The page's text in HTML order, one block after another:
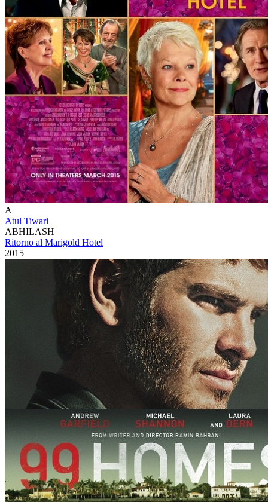
A
Atul Tiwari
ABHILASH
Ritorno al Marigold Hotel
2015